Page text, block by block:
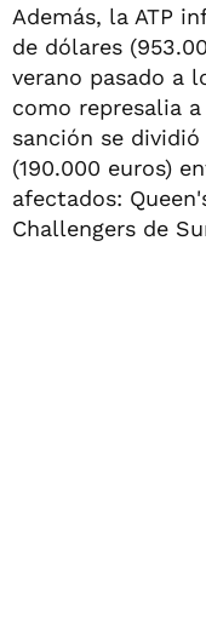
Además, la ATP
de dólares
verano pasado a
como represalia
sanción se
(190.000 euros)
afectados:
Challengers de